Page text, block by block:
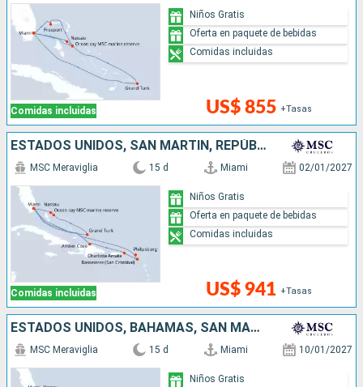
Comidas incluidas US$ 855 +Tasas
Niños Gratis
Oferta en paquete de bebidas
Comidas incluidas
ESTADOS UNIDOS, SAN MARTÍN, REPÚBLICA DOMINICANA, BAHAMAS
Comidas incluidas
MSC Meraviglia 15 d Miami 02/01/2027
US$ 941 +Tasas
Niños Gratis
Oferta en paquete de bebidas
Comidas incluidas
ESTADOS UNIDOS, BAHAMAS, SAN MARTÍN, ANTIGUA Y BARBUDA, REPÚBLICA DOMINICANA
MSC Meraviglia 15 d Miami 10/01/2027
Niños Gratis